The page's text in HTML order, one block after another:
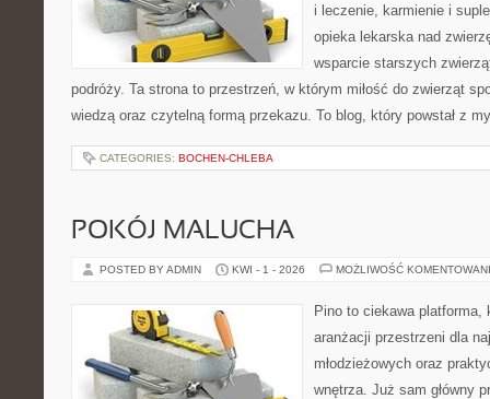
i leczenie, karmienie i
opieka lekarska nad
wsparcie starszych
podróży. Ta strona to przestrzeń, w którym miłość do zwierząt
wiedzą oraz czytelną formą przekazu. To blog, który powstał z
CATEGORIES: BOCHEN-CHLEBA
POKÓJ MALUCHA
POSTED BY ADMIN KWI - 1 - 2026 MOŻLIWOŚĆ
Pino to ciekawa platforma,
aranżacji przestrzeni dla
młodzieżowych oraz
wnętrza. Już sam główny